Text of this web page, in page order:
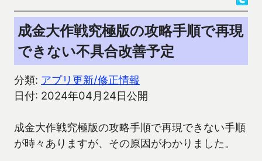
成金大作戦究極版の攻略手順で再現
できない不具合改善予定
分類: アプリ更新/修正情報
日付: 2024年04月24日公開
成金大作戦究極版の攻略手順で再現できない手順
が時々ありますが、その原因がわかりました。